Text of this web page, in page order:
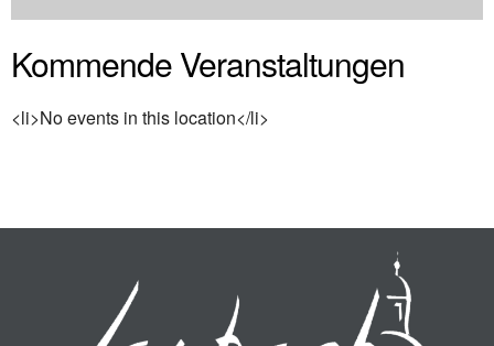
Kommende Veranstaltungen
<li>No events in this location</li>